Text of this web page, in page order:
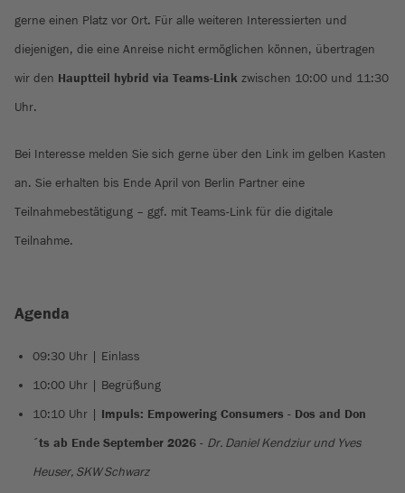
gerne einen Platz vor Ort. Für alle weiteren Interessierten und
diejenigen, die eine Anreise nicht ermöglichen können, übertragen
wir den Hauptteil hybrid via Teams-Link zwischen 10:00 und 11:30
Uhr.
Bei Interesse melden Sie sich gerne über den Link im gelben Kasten
an. Sie erhalten bis Ende April von Berlin Partner eine
Teilnahmebestätigung – ggf. mit Teams-Link für die digitale
Teilnahme.
Agenda
09:30 Uhr | Einlass
10:00 Uhr | Begrüßung
10:10 Uhr | Impuls: Empowering Consumers - Dos and Don
´ts ab Ende September 2026 - Dr. Daniel Kendziur und Yves
Heuser, SKW Schwarz